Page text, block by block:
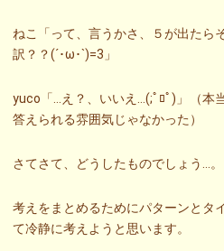
ねこ「って、言うかさ、５が出たら
訳？？(´･ω･`)=3」
yuco「…え？、いいえ…(;ﾟﾛﾟ)」（本
答えられる雰囲気じゃなかった）
さてさて、どうしたものでしょう…。
考えをまとめるためにパターンとタ
て冷静に考えようと思います。